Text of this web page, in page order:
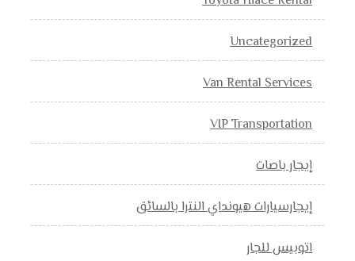
Uncategorized
Van Rental Services
VIP Transportation
إيجار باصات
إيجارسيارات هيونداي النترا بالسائق
اتوبيس للجار